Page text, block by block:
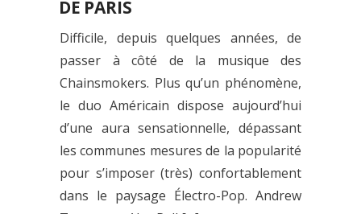
DE PARIS
Difficile, depuis quelques années, de
passer à côté de la musique des
Chainsmokers. Plus qu’un phénomène,
le duo Américain dispose aujourd’hui
d’une aura sensationnelle, dépassant
les communes mesures de la popularité
pour s’imposer (très) confortablement
dans le paysage Électro-Pop. Andrew